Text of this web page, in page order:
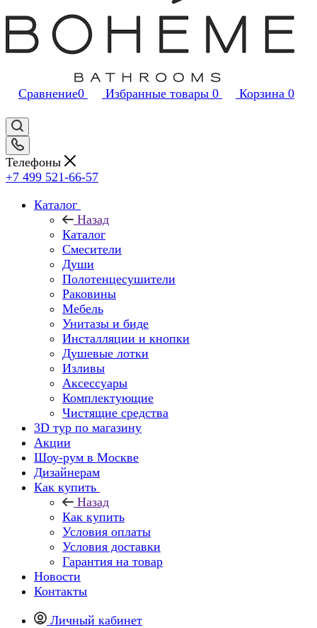
Сравнение0 Избранные товары 0 Корзина 0
Телефоны
+7 499 521-66-57
Каталог
Назад
Каталог
Смесители
Души
Полотенцесушители
Раковины
Мебель
Унитазы и биде
Инсталляции и кнопки
Душевые лотки
Изливы
Аксессуары
Комплектующие
Чистящие средства
3D тур по магазину
Акции
Шоу-рум в Москве
Дизайнерам
Как купить
Назад
Как купить
Условия оплаты
Условия доставки
Гарантия на товар
Новости
Контакты
Личный кабинет